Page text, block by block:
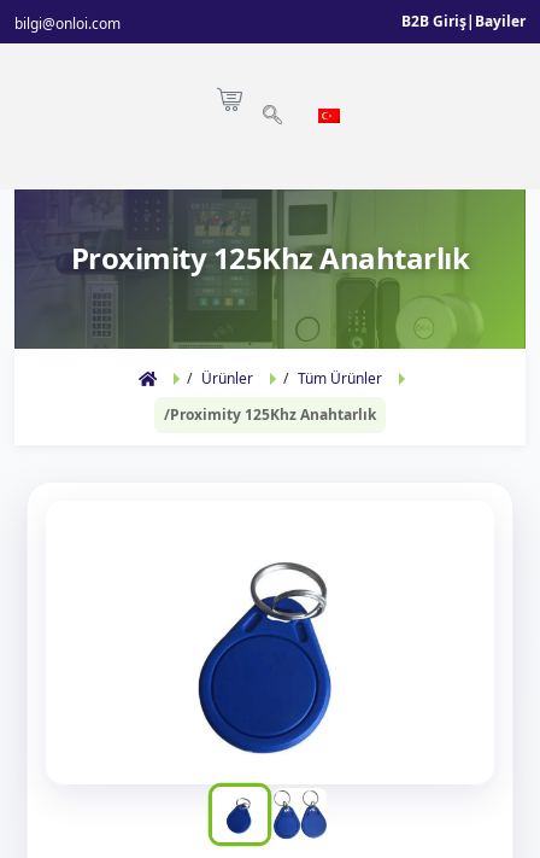
bilgi@onloi.com B2B Giriş| Bayiler
Proximity 125Khz Anahtarlık
Ürünler
Tüm Ürünler
Proximity 125Khz Anahtarlık